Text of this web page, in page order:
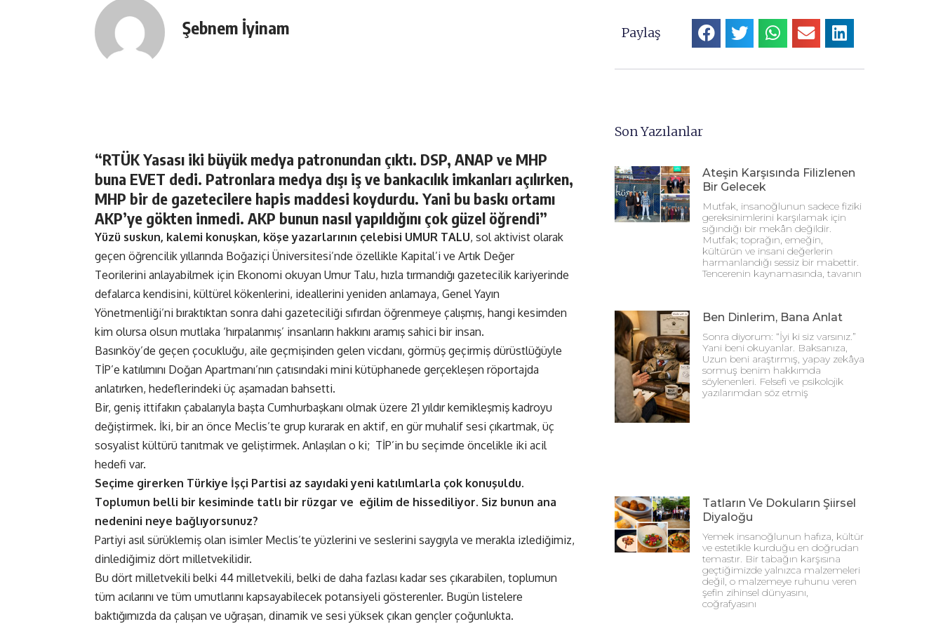
Şebnem İyinam
“RTÜK Yasası iki büyük medya patronundan çıktı. DSP, ANAP ve MHP
buna EVET dedi. Patronlara medya dışı iş ve bankacılık imkanları açılırken,
MHP bir de gazetecilere hapis maddesi koydurdu. Yani bu baskı ortamı
AKP’ye gökten inmedi. AKP bunun nasıl yapıldığını çok güzel öğrendi”
Yüzü suskun, kalemi konuşkan, köşe yazarlarının çelebisi UMUR TALU, sol aktivist olarak
geçen öğrencilik yıllarında Boğaziçi Üniversitesi’nde özellikle Kapital’i ve Artık Değer
Teorilerini anlayabilmek için Ekonomi okuyan Umur Talu, hızla tırmandığı gazetecilik kariyerinde
defalarca kendisini, kültürel kökenlerini, ideallerini yeniden anlamaya, Genel Yayın
Yönetmenliği’ni bıraktıktan sonra dahi gazeteciliği sıfırdan öğrenmeye çalışmış, hangi kesimden
kim olursa olsun mutlaka ‘hırpalanmış’ insanların hakkını aramış sahici bir insan.
Basınköy’de geçen çocukluğu, aile geçmişinden gelen vicdanı, görmüş geçirmiş dürüstlüğüyle
TİP’e katılımını Doğan Apartmanı’nın çatısındaki mini kütüphanede gerçekleşen röportajda
anlatırken, hedeflerindeki üç aşamadan bahsetti.
Bir, geniş ittifakın çabalarıyla başta Cumhurbaşkanı olmak üzere 21 yıldır kemikleşmiş kadroyu
değiştirmek. İki, bir an önce Meclis’te grup kurarak en aktif, en gür muhalif sesi çıkartmak, üç
sosyalist kültürü tanıtmak ve geliştirmek. Anlaşılan o ki; TİP’in bu seçimde öncelikle iki acil
hedefi var.
Seçime girerken Türkiye İşçi Partisi az sayıdaki yeni katılımlarla çok konuşuldu.
Toplumun belli bir kesiminde tatlı bir rüzgar ve eğilim de hissediliyor. Siz bunun ana
nedenini neye bağlıyorsunuz?
Partiyi asıl sürüklemiş olan isimler Meclis’te yüzlerini ve seslerini saygıyla ve merakla izlediğimiz,
dinlediğimiz dört milletvekilidir.
Bu dört milletvekili belki 44 milletvekili, belki de daha fazlası kadar ses çıkarabilen, toplumun
tüm acılarını ve tüm umutlarını kapsayabilecek potansiyeli gösterenler. Bugün listelere
baktığımızda da çalışan ve uğraşan, dinamik ve sesi yüksek çıkan gençler çoğunlukta.
Paylaş
Son Yazılanlar
Ateşin Karşısında Filizlenen
Bir Gelecek
Mutfak, insanoğlunun sadece fiziki
gereksinimlerini karşılamak için
sığındığı bir mekân değildir.
Mutfak; toprağın, emeğin,
kültürün ve insani değerlerin
harmanlandığı sessiz bir mabettir.
Tencerenin kaynamasında, tavanın
Ben Dinlerim, Bana Anlat
Sonra diyorum: “İyi ki siz varsınız.”
Yani beni okuyanlar. Baksanıza,
Uzun beni araştırmış, yapay zekâya
sormuş benim hakkımda
söylenenleri. Felsefi ve psikolojik
yazılarımdan söz etmiş
Tatların Ve Dokuların Şiirsel
Diyaloğu
Yemek insanoğlunun hafıza, kültür
ve estetikle kurduğu en doğrudan
temastır. Bir tabağın karşısına
geçtiğimizde yalnızca malzemeleri
değil, o malzemeye ruhunu veren
şefin zihinsel dünyasını,
coğrafyasını